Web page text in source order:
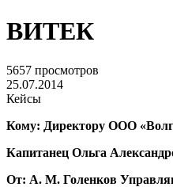
ВИТЕК
5657 просмотров
25.07.2014
Кейсы
Кому: Директору ООО
Капитанец Ольга
От: А. М. Голенков